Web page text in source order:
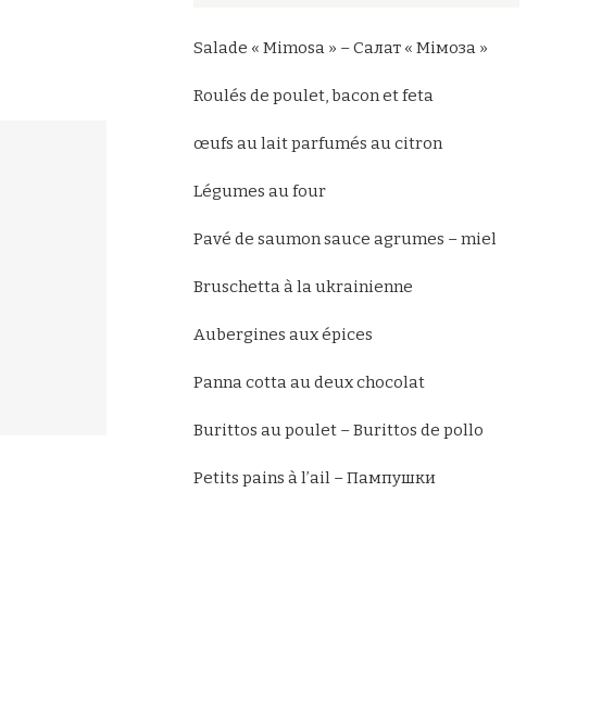
Salade « Mimosa » – Салат « Мімоза »
Roulés de poulet, bacon et feta
œufs au lait parfumés au citron
Légumes au four
Pavé de saumon sauce agrumes – miel
Bruschetta à la ukrainienne
Aubergines aux épices
Panna cotta au deux chocolat
Burittos au poulet – Burittos de pollo
Petits pains à l’ail – Пампушки